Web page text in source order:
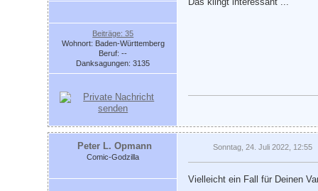
Beiträge: 35
Wohnort: Baden-Württemberg
Beruf: --
Danksagungen: 3135
Peter L. Opmann
Comic-Godzilla
Sonntag, 24. Juli 2022, 12:55
Vielleicht ein Fall für Deinen